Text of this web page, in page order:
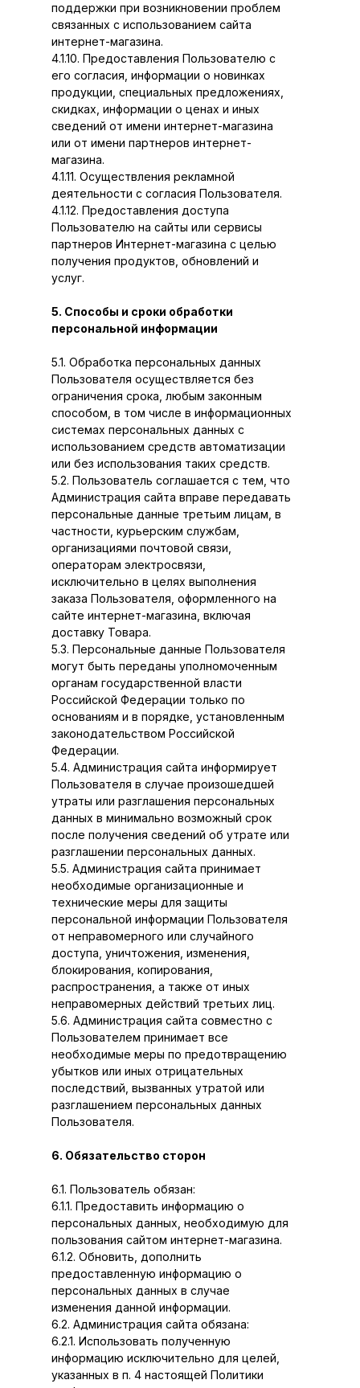
поддержки при возникновении проблем
связанных с использованием сайта
интернет-магазина.
4.1.10. Предоставления Пользователю с
его согласия, информации о новинках
продукции, специальных предложениях,
скидках, информации о ценах и иных
сведений от имени интернет-магазина
или от имени партнеров интернет-
магазина.
4.1.11. Осуществления рекламной
деятельности с согласия Пользователя.
4.1.12. Предоставления доступа
Пользователю на сайты или сервисы
партнеров Интернет-магазина с целью
получения продуктов, обновлений и
услуг.
5. Способы и сроки обработки
персональной информации
5.1. Обработка персональных данных
Пользователя осуществляется без
ограничения срока, любым законным
способом, в том числе в информационных
системах персональных данных с
использованием средств автоматизации
или без использования таких средств.
5.2. Пользователь соглашается с тем, что
Администрация сайта вправе передавать
персональные данные третьим лицам, в
частности, курьерским службам,
организациями почтовой связи,
операторам электросвязи,
исключительно в целях выполнения
заказа Пользователя, оформленного на
сайте интернет-магазина, включая
доставку Товара.
5.3. Персональные данные Пользователя
могут быть переданы уполномоченным
органам государственной власти
Российской Федерации только по
основаниям и в порядке, установленным
законодательством Российской
Федерации.
5.4. Администрация сайта информирует
Пользователя в случае произошедшей
утраты или разглашения персональных
данных в минимально возможный срок
после получения сведений об утрате или
разглашении персональных данных.
5.5. Администрация сайта принимает
необходимые организационные и
технические меры для защиты
персональной информации Пользователя
от неправомерного или случайного
доступа, уничтожения, изменения,
блокирования, копирования,
распространения, а также от иных
неправомерных действий третьих лиц.
5.6. Администрация сайта совместно с
Пользователем принимает все
необходимые меры по предотвращению
убытков или иных отрицательных
последствий, вызванных утратой или
разглашением персональных данных
Пользователя.
6. Обязательство сторон
6.1. Пользователь обязан:
6.1.1. Предоставить информацию о
персональных данных, необходимую для
пользования сайтом интернет-магазина.
6.1.2. Обновить, дополнить
предоставленную информацию о
персональных данных в случае
изменения данной информации.
6.2. Администрация сайта обязана:
6.2.1. Использовать полученную
информацию исключительно для целей,
указанных в п. 4 настоящей Политики